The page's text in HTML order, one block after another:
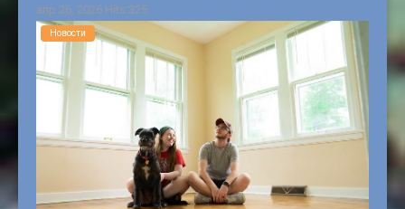
апр 26, 2026 Hits:325
Новости